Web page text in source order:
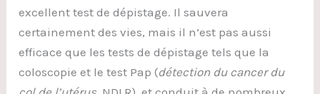
excellent test de dépistage. Il sauvera
certainement des vies, mais il n’est pas aussi
efficace que les tests de dépistage tels que la
coloscopie et le test Pap (détection du cancer du